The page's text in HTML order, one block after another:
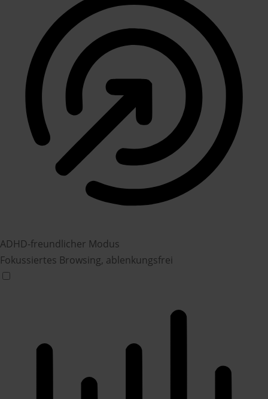
ADHD-freundlicher Modus
Fokussiertes Browsing, ablenkungsfrei